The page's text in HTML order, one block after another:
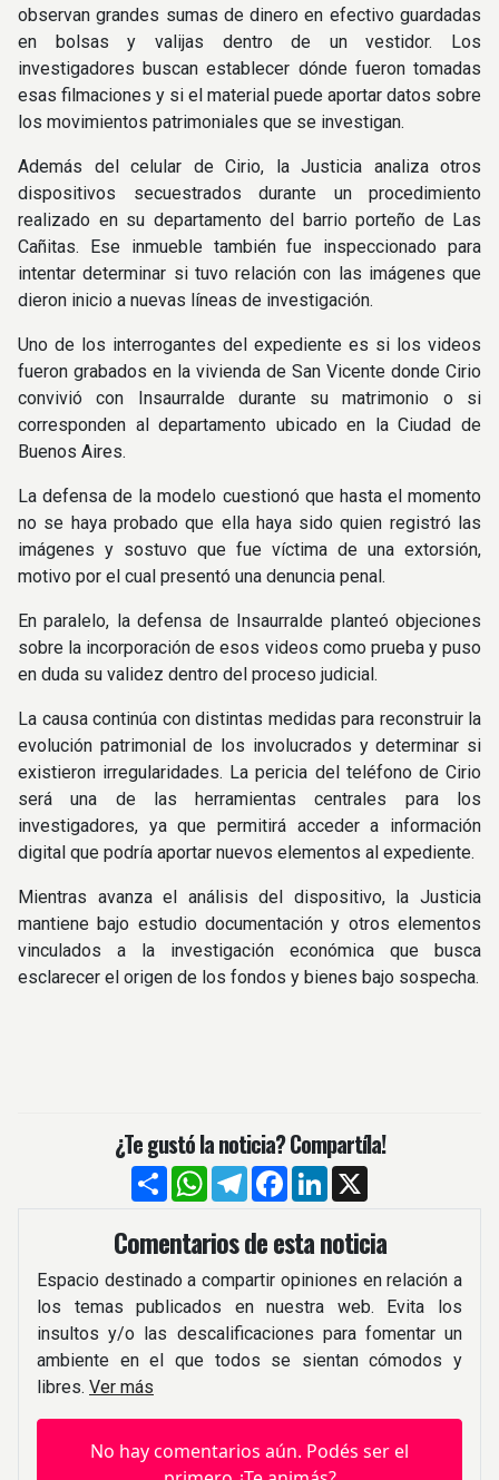
observan grandes sumas de dinero en efectivo guardadas
en bolsas y valijas dentro de un vestidor. Los
investigadores buscan establecer dónde fueron tomadas
esas filmaciones y si el material puede aportar datos sobre
los movimientos patrimoniales que se investigan.
Además del celular de Cirio, la Justicia analiza otros
dispositivos secuestrados durante un procedimiento
realizado en su departamento del barrio porteño de Las
Cañitas. Ese inmueble también fue inspeccionado para
intentar determinar si tuvo relación con las imágenes que
dieron inicio a nuevas líneas de investigación.
Uno de los interrogantes del expediente es si los videos
fueron grabados en la vivienda de San Vicente donde Cirio
convivió con Insaurralde durante su matrimonio o si
corresponden al departamento ubicado en la Ciudad de
Buenos Aires.
La defensa de la modelo cuestionó que hasta el momento
no se haya probado que ella haya sido quien registró las
imágenes y sostuvo que fue víctima de una extorsión,
motivo por el cual presentó una denuncia penal.
En paralelo, la defensa de Insaurralde planteó objeciones
sobre la incorporación de esos videos como prueba y puso
en duda su validez dentro del proceso judicial.
La causa continúa con distintas medidas para reconstruir la
evolución patrimonial de los involucrados y determinar si
existieron irregularidades. La pericia del teléfono de Cirio
será una de las herramientas centrales para los
investigadores, ya que permitirá acceder a información
digital que podría aportar nuevos elementos al expediente.
Mientras avanza el análisis del dispositivo, la Justicia
mantiene bajo estudio documentación y otros elementos
vinculados a la investigación económica que busca
esclarecer el origen de los fondos y bienes bajo sospecha.
¿Te gustó la noticia? Compartíla!
CompartirWhatsApp
TelegramFacebook
LinkedIn
Comentarios de esta noticia
Espacio destinado a compartir opiniones en relación a
los temas publicados en nuestra web. Evita los
insultos y/o las descalificaciones para fomentar un
ambiente en el que todos se sientan cómodos y
libres. Ver más
No hay comentarios aún. Podés ser el